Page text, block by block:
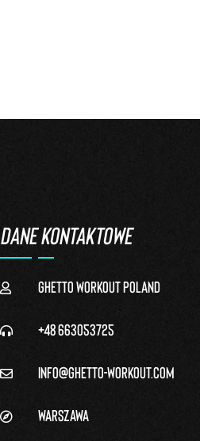
DANE KONTAKTOWE
Ghetto Workout Poland
+48 663053725
info@ghetto-workout.com
Warszawa